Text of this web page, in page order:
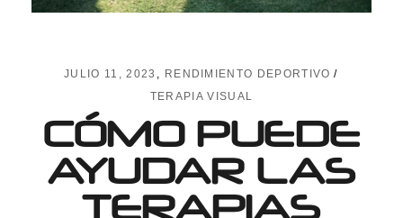
JULIO 11, 2023
RENDIMIENTO DEPORTIVO
TERAPIA VISUAL
CÓMO PUEDE
AYUDAR LAS
TERAPIAS